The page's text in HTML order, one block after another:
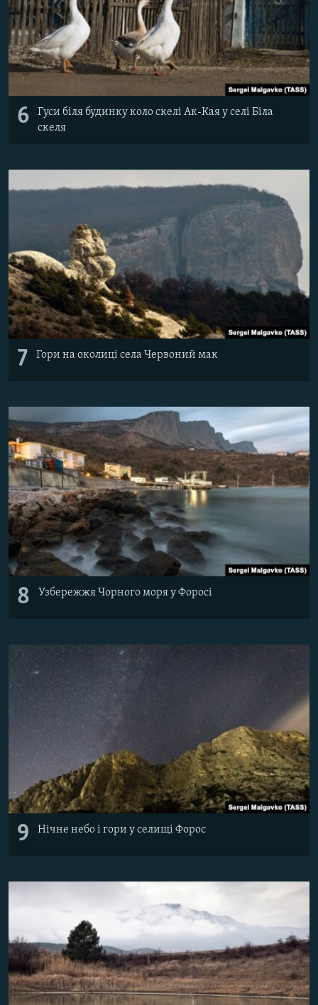
6
Гуси біля будинку коло скелі Ак-Кая у селі Біла
скеля
7 Гори на околиці села Червоний мак
8 Узбережжя Чорного моря у Форосі
9 Нічне небо і гори у селищі Форос